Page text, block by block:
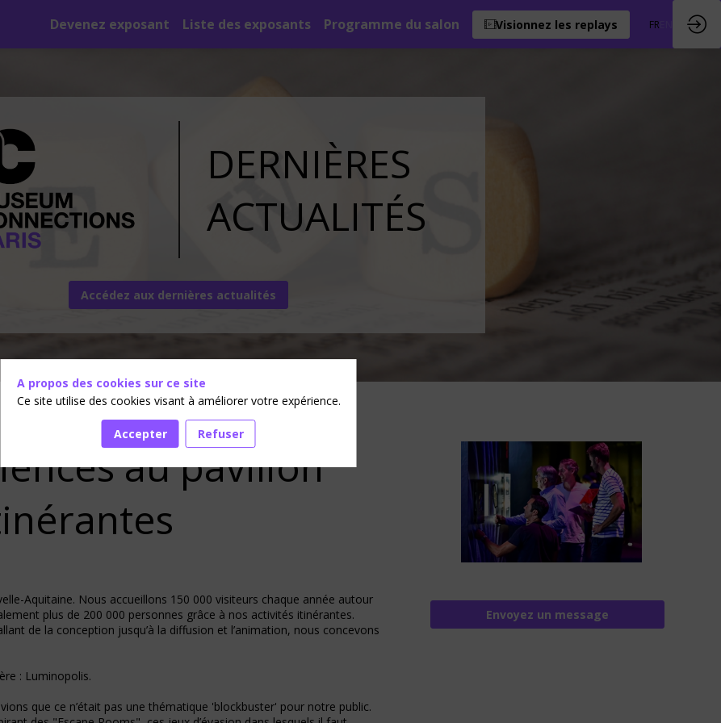
Devenez exposant Liste des exposants Programme du salon Visionnez les replays FR
DERNIÈRES
ACTUALITÉS
Accédez aux dernières actualités
au pavilion
Envoyez un message
Aquitaine. Nous accueillons 150 000 visiteurs chaque année autour
plus de 200 000 personnes grâce à nos activités itinérantes.
de la conception jusqu’à la diffusion et l’animation, nous concevons
: Luminopolis.
que ce n’était pas une thématique 'blockbuster' pour notre public.
A propos des cookies sur ce site
Ce site utilise des cookies visant à améliorer votre expérience.
Accepter Refuser